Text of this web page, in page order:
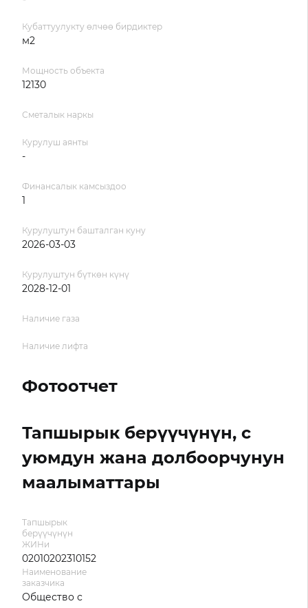
Кубаттуулукту өлчөө бирдиктер
м2
Мощность объекта
12130
Сметалык наркы
Курулуш аянты
-
Финансалык камсыздоо
1
Курулуштун башталган куну
2026-03-03
Курулуштун бүткөн күнү
2028-12-01
Наличие газа
Наличие лифта
Фотоотчет
Тапшырык берүүчүнүн, с
уюмдун жана долбоорчунун
маалыматтары
Тапшырык
берүүчүнүн
ЖИНи
02010202310152
Наименование
заказчика
Общество с